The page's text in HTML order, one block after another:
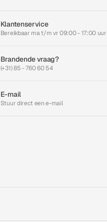
Klantenservice
Bereikbaar ma t/m vr 09:00 - 17:00 uur
Brandende vraag?
(+31) 85 - 760 60 54
E-mail
Stuur direct een e-mail